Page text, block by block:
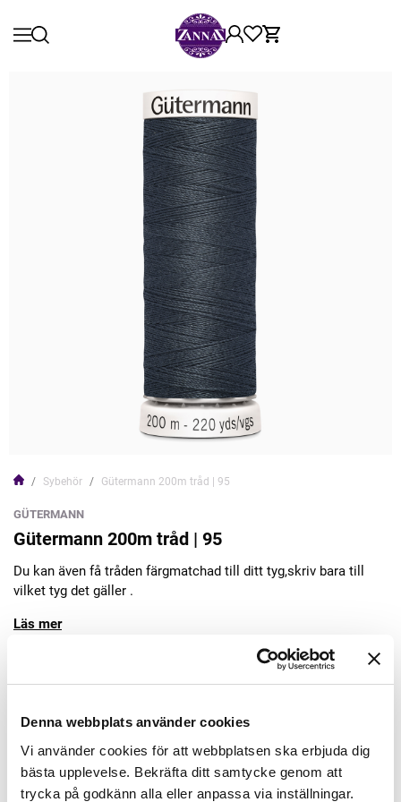
Denna webbplats använder cookies
Vi använder cookies för att webbplatsen ska erbjuda dig
bästa upplevelse. Bekräfta ditt samtycke genom att
trycka på godkänn alla eller anpassa via inställningar.
Sybehör Gütermann 200m tråd | 95
GÜTERMANN
Gütermann 200m tråd | 95
Du kan även få tråden färgmatchad till ditt tyg,skriv bara till
vilket tyg det gäller .
Läs mer
Lägg till varukorgen
Finns i lager